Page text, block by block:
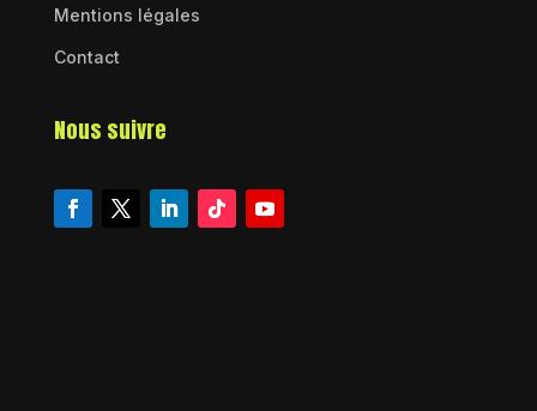
Mentions légales
Contact
Nous suivre